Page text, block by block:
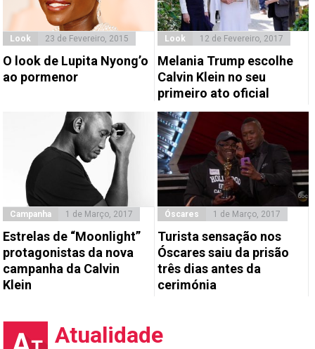
Look 23 de Fevereiro, 2015
O look de Lupita Nyong’o
ao pormenor
Look 12 de Fevereiro, 2017
Melania Trump escolhe
Calvin Klein no seu
primeiro ato oficial
Campanha 1 de Março, 2017
Estrelas de “Moonlight”
protagonistas da nova
campanha da Calvin
Klein
Óscares 1 de Março, 2017
Turista sensação nos
Óscares saiu da prisão
três dias antes da
cerimónia
Atualidade